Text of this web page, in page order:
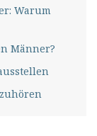
Warum
Männer?